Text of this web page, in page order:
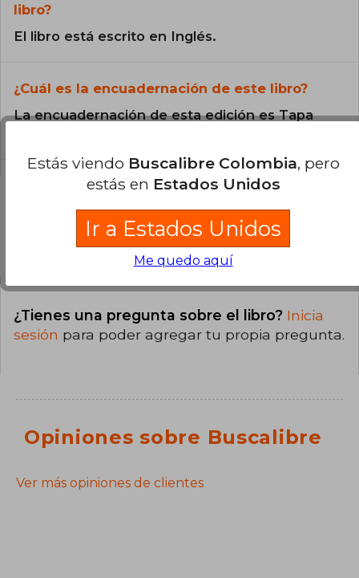
libro?
El libro está escrito en Inglés.
¿Cuál es la encuadernación de este libro?
La encuadernación de esta edición es Tapa
Preguntas y respuestas sobre el libro
¿Tienes una pregunta sobre el libro? Inicia
sesión para poder agregar tu propia pregunta.
Opiniones sobre Buscalibre
Ver más opiniones de clientes
Estás viendo Buscalibre Colombia, pero
estás en Estados Unidos
Ir a Estados Unidos
Me quedo aquí